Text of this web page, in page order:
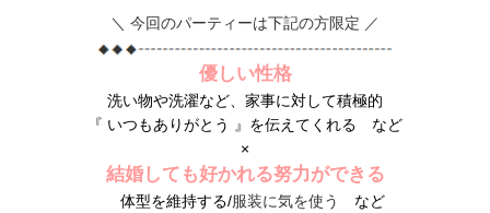
＼ 今回のパーティーは下記の方限定 ／
優しい性格
洗い物や洗濯など、家事に対して積極的
『 いつもありがとう 』を伝えてくれる など
×
結婚しても好かれる努力ができる
体型を維持する/服装に気を使う など